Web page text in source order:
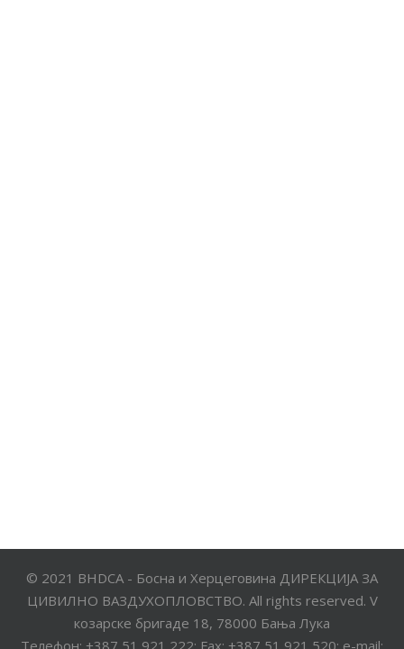
© 2021 BHDCA - Босна и Херцеговина ДИРЕКЦИЈА ЗА
ЦИВИЛНО ВАЗДУХОПЛОВСТВО. All rights reserved. V
козарске бригаде 18, 78000 Бања Лука